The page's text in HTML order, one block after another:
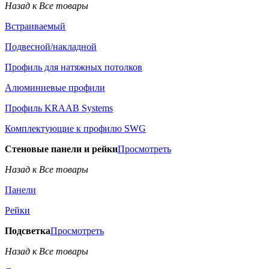
Назад к Все товары
Встраиваемый
Подвесной/накладной
Профиль для натяжных потолков
Алюминиевые профили
Профиль KRAAB Systems
Комплектующие к профилю SWG
Стеновые панели и рейкиПросмотреть
Назад к Все товары
Панели
Рейки
ПодсветкаПросмотреть
Назад к Все товары